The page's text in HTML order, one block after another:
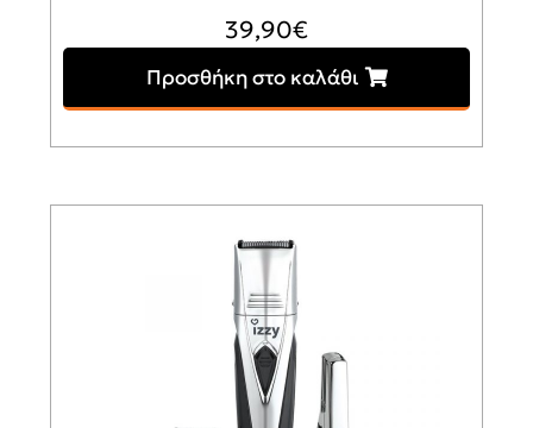
39,90€
Προσθήκη στο καλάθι